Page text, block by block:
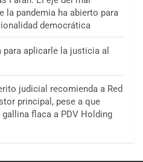
la pandemia ha abierto para
democrática
para aplicarle la justicia al
judicial recomienda a Red
principal, pese a que
flaca a PDV Holding